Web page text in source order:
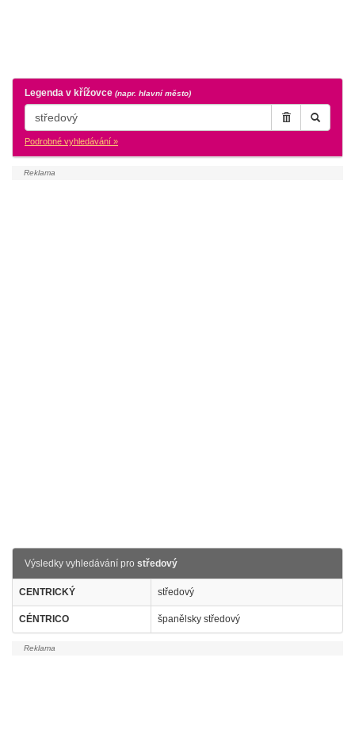
Legenda v křížovce (napr. hlavní město)
Podrobné vyhledávání »
Výsledky vyhledávání pro středový
CENTRICKÝ středový
CÉNTRICO španělsky středový